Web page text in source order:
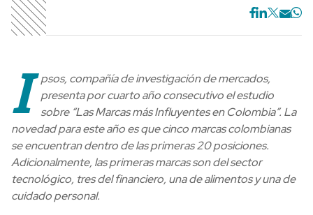
I
psos, compañía de investigación de mercados,
presenta por cuarto año consecutivo el estudio
sobre “Las Marcas más Influyentes en Colombia”. La
novedad para este año es que cinco marcas colombianas
se encuentran dentro de las primeras 20 posiciones.
Adicionalmente, las primeras marcas son del sector
tecnológico, tres del financiero, una de alimentos y una de
cuidado personal.